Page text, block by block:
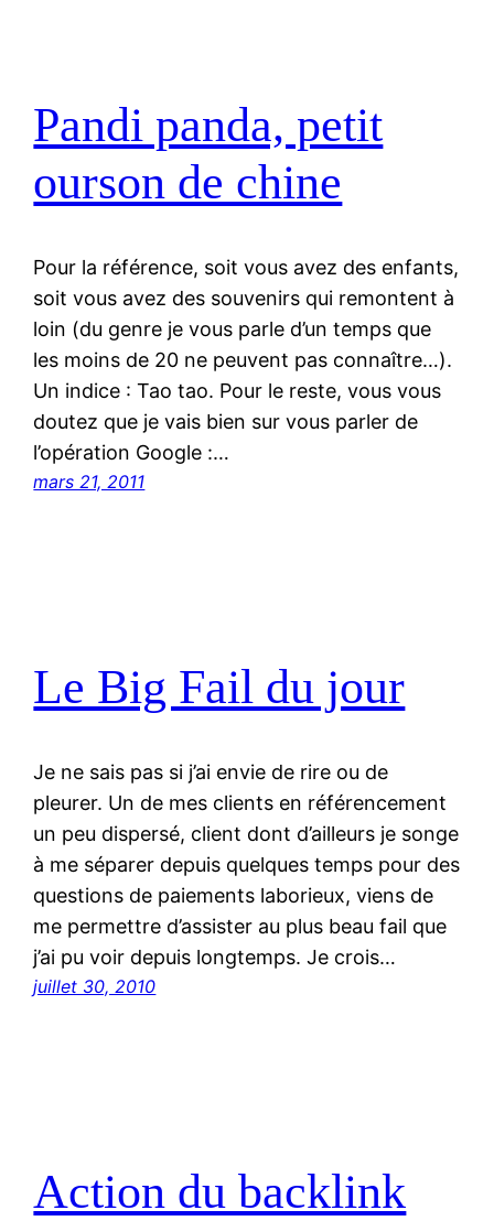
Pandi panda, petit
ourson de chine
Pour la référence, soit vous avez des enfants,
soit vous avez des souvenirs qui remontent à
loin (du genre je vous parle d’un temps que
les moins de 20 ne peuvent pas connaître…).
Un indice : Tao tao. Pour le reste, vous vous
doutez que je vais bien sur vous parler de
l’opération Google :…
mars 21, 2011
Le Big Fail du jour
Je ne sais pas si j’ai envie de rire ou de
pleurer. Un de mes clients en référencement
un peu dispersé, client dont d’ailleurs je songe
à me séparer depuis quelques temps pour des
questions de paiements laborieux, viens de
me permettre d’assister au plus beau fail que
j’ai pu voir depuis longtemps. Je crois…
juillet 30, 2010
Action du backlink